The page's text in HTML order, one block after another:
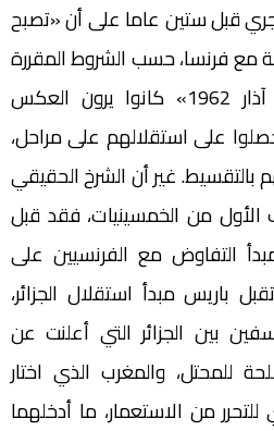
قبل ستين عاما على أن «تصبح
مع فرنسا، حسب الشروط المقررة
في تصريحات 19 مارس/ آذار 1962» كانوا يرون العكس
على استقلالهم على مراحل،
بالتقسيط. غير أن الشرخ الحقيقي
الأول من الخمسينيات، فقد قبل
التفاوض مع الفرنسيين على
باريس مبدأ استقلال الجزائر،
بين الجزائر التي أعلنت عن
للمحتل، والمغرب الذي اختار
من الاستعمار، ما أدخلهما